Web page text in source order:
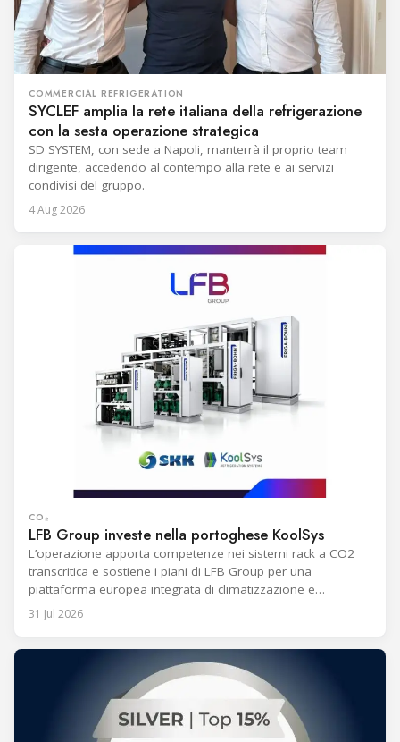
COMMERCIAL REFRIGERATION
SYCLEF amplia la rete italiana della refrigerazione
con la sesta operazione strategica
SD SYSTEM, con sede a Napoli, manterrà il proprio team
dirigente, accedendo al contempo alla rete e ai servizi
condivisi del gruppo.
4 Aug 2026
CO₂
LFB Group investe nella portoghese KoolSys
L’operazione apporta competenze nei sistemi rack a CO2
transcritica e sostiene i piani di LFB Group per una
piattaforma europea integrata di climatizzazione e
refrigerazione.
31 Jul 2026